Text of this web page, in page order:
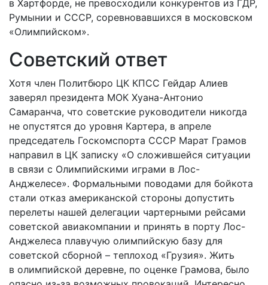
в Хартфорде, не превосходили конкурентов из ГДР,
Румынии и СССР, соревновавшихся в московском
«Олимпийском».
Советский ответ
Хотя член Политбюро ЦК КПСС Гейдар Алиев
заверял президента МОК Хуана-Антонио
Самаранча, что советские руководители никогда
не опустятся до уровня Картера, в апреле
председатель Госкомспорта СССР Марат Грамов
направил в ЦК записку «О сложившейся ситуации
в связи с Олимпийскими играми в Лос-
Анджелесе». Формальными поводами для бойкота
стали отказ американской стороны допустить
перелеты нашей делегации чартерными рейсами
советской авиакомпании и принять в порту Лос-
Анджелеса плавучую олимпийскую базу для
советской сборной – теплоход «Грузия». Жить
в олимпийской деревне, по оценке Грамова, было